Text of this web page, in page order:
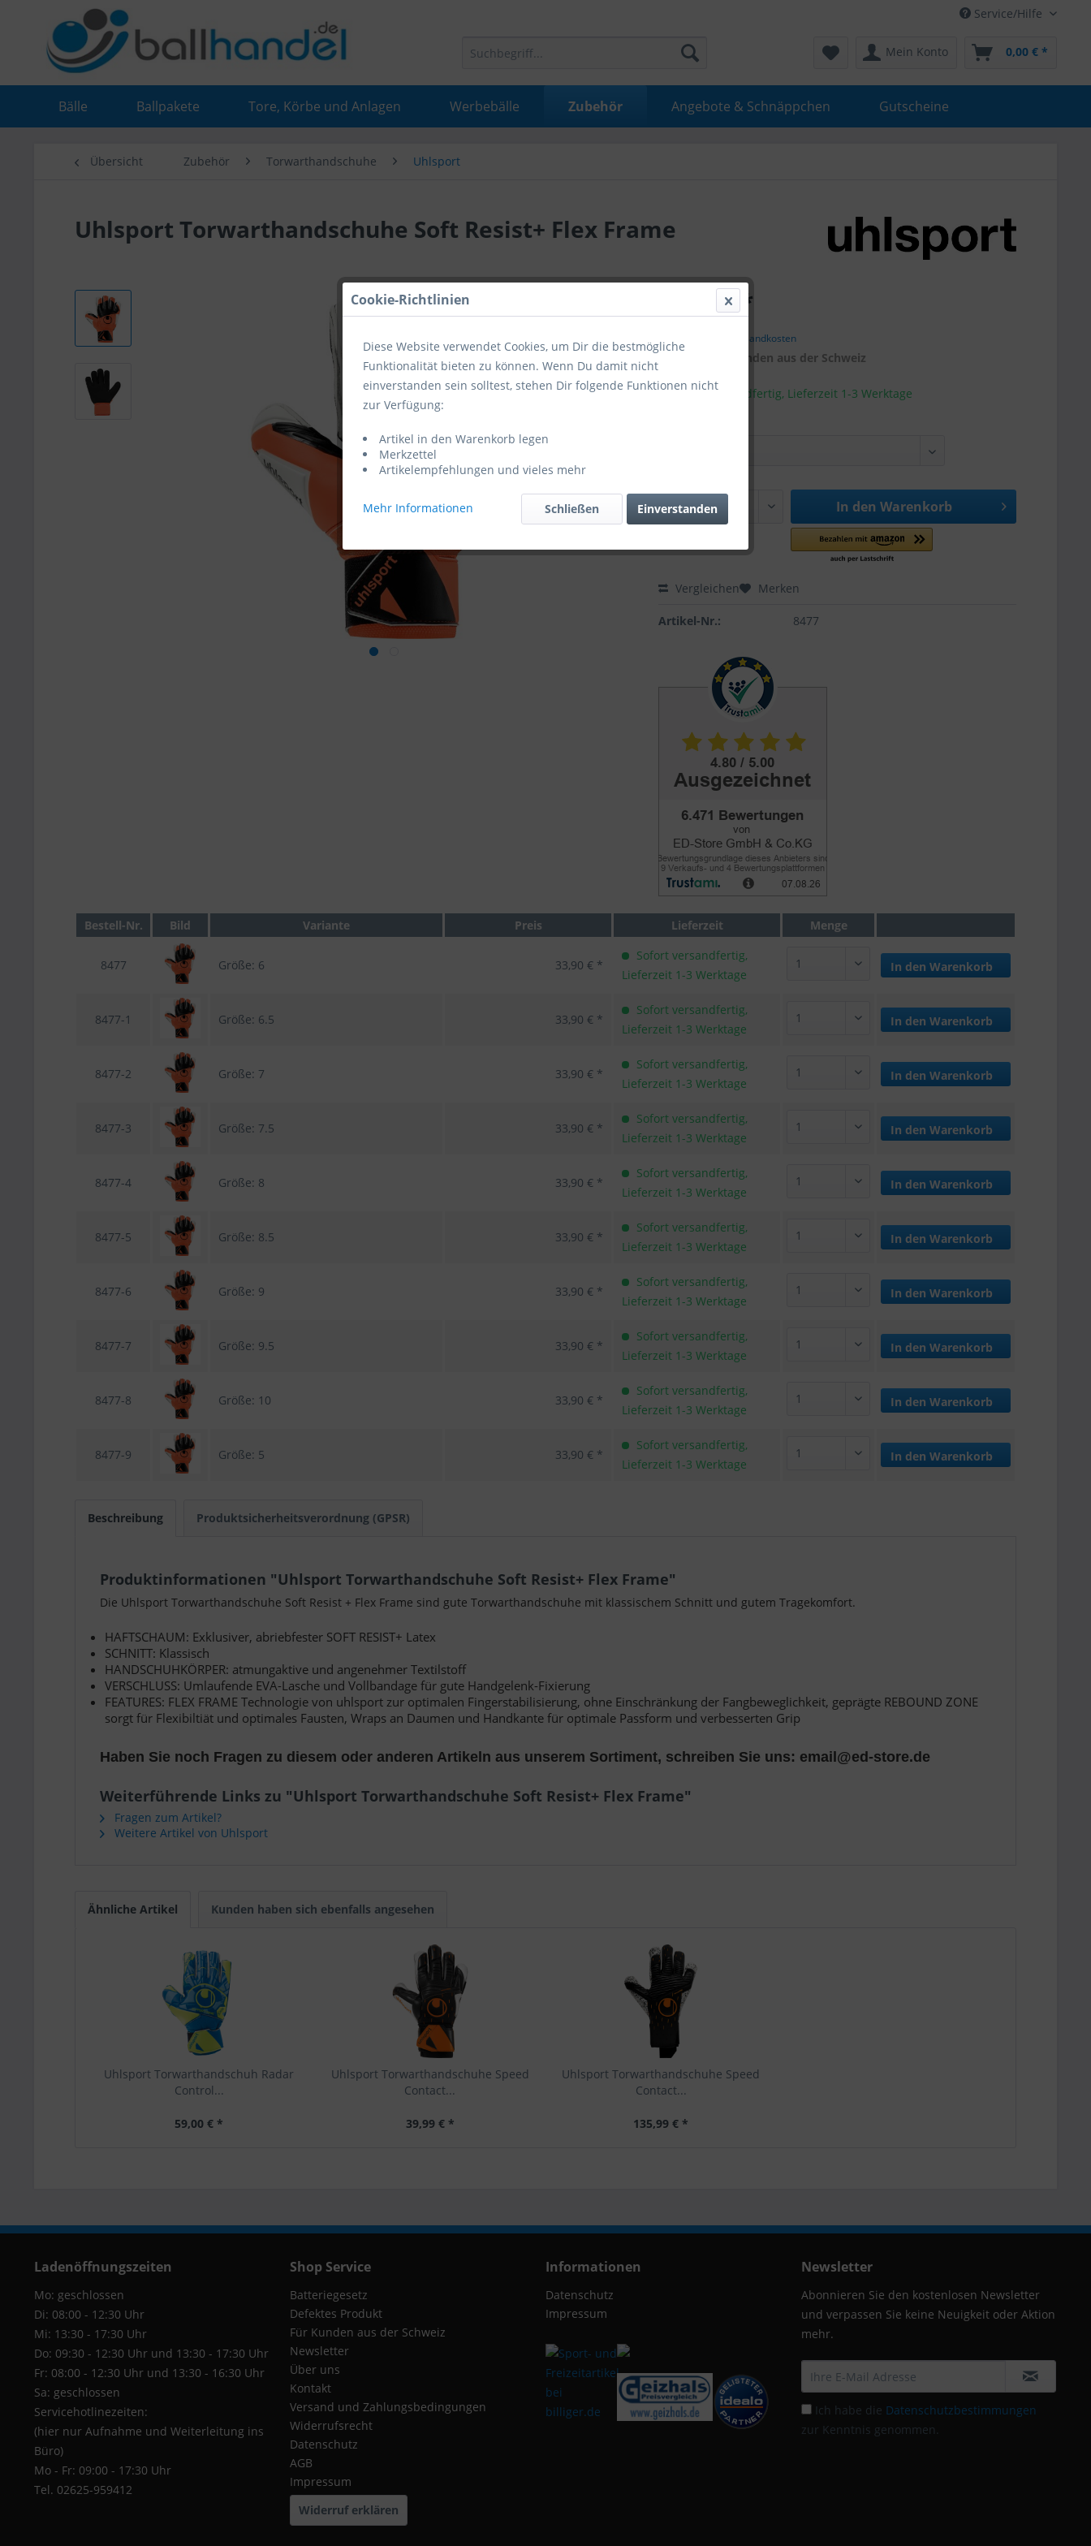
Service/Hilfe
Mein Konto 0,00 € *
Bälle Ballpakete Tore, Körbe und Anlagen Werbebälle Zubehör Angebote & Schnäppchen Gutscheine
Übersicht Zubehör Torwarthandschuhe Uhlsport
Uhlsport Torwarthandschuhe Soft Resist+ Flex Frame
33,90 € *
inkl. Versandkosten
Kunden aus der Schweiz
Sofort versandfertig, Lieferzeit 1-3 Werktage
In den Warenkorb
Vergleichen Merken
Artikel-Nr.: 8477
Bestell-Nr. Bild Variante Preis Lieferzeit Menge
8477 Größe: 6 33,90 € *
Sofort versandfertig,
Lieferzeit 1-3 Werktage
In den Warenkorb
8477-1 Größe: 6.5 33,90 € *
Sofort versandfertig,
Lieferzeit 1-3 Werktage
In den Warenkorb
8477-2 Größe: 7 33,90 € *
Sofort versandfertig,
Lieferzeit 1-3 Werktage
In den Warenkorb
8477-3 Größe: 7.5 33,90 € *
Sofort versandfertig,
Lieferzeit 1-3 Werktage
In den Warenkorb
8477-4 Größe: 8 33,90 € *
Sofort versandfertig,
Lieferzeit 1-3 Werktage
In den Warenkorb
8477-5 Größe: 8.5 33,90 € *
Sofort versandfertig,
Lieferzeit 1-3 Werktage
In den Warenkorb
8477-6 Größe: 9 33,90 € *
Sofort versandfertig,
Lieferzeit 1-3 Werktage
In den Warenkorb
8477-7 Größe: 9.5 33,90 € *
Sofort versandfertig,
Lieferzeit 1-3 Werktage
In den Warenkorb
8477-8 Größe: 10 33,90 € *
Sofort versandfertig,
Lieferzeit 1-3 Werktage
In den Warenkorb
8477-9 Größe: 5 33,90 € *
Sofort versandfertig,
Lieferzeit 1-3 Werktage
In den Warenkorb
Beschreibung Produktsicherheitsverordnung (GPSR)
Produktinformationen "Uhlsport Torwarthandschuhe Soft Resist+ Flex Frame"
Die Uhlsport Torwarthandschuhe Soft Resist + Flex Frame sind gute Torwarthandschuhe mit klassischem Schnitt und gutem Tragekomfort.
HAFTSCHAUM: Exklusiver, abriebfester SOFT RESIST+ Latex
SCHNITT: Klassisch
HANDSCHUHKÖRPER: atmungaktive und angenehmer Textilstoff
VERSCHLUSS: Umlaufende EVA-Lasche und Vollbandage für gute Handgelenk-Fixierung
FEATURES: FLEX FRAME Technologie von uhlsport zur optimalen Fingerstabilisierung, ohne Einschränkung der Fangbeweglichkeit, geprägte REBOUND ZONE
sorgt für Flexibiltiät und optimales Fausten, Wraps an Daumen und Handkante für optimale Passform und verbesserten Grip
Haben Sie noch Fragen zu diesem oder anderen Artikeln aus unserem Sortiment, schreiben Sie uns: email@ed-store.de
Weiterführende Links zu "Uhlsport Torwarthandschuhe Soft Resist+ Flex Frame"
Fragen zum Artikel?
Weitere Artikel von Uhlsport
Ähnliche Artikel Kunden haben sich ebenfalls angesehen
Uhlsport Torwarthandschuh Radar
Control...
59,00 € *
Uhlsport Torwarthandschuhe Speed
Contact...
39,99 € *
Uhlsport Torwarthandschuhe Speed
Contact...
135,99 € *
Ladenöffnungszeiten
Mo: geschlossen
Di: 08:00 - 12:30 Uhr
Mi: 13:30 - 17:30 Uhr
Do: 09:30 - 12:30 Uhr und 13:30 - 17:30 Uhr
Fr: 08:00 - 12:30 Uhr und 13:30 - 16:30 Uhr
Sa: geschlossen
Servicehotlinezeiten:
(hier nur Aufnahme und Weiterleitung ins
Büro)
Mo - Fr: 09:00 - 17:30 Uhr
Tel. 02625-959412
Shop Service
Batteriegesetz
Defektes Produkt
Für Kunden aus der Schweiz
Newsletter
Über uns
Kontakt
Versand und Zahlungsbedingungen
Widerrufsrecht
Datenschutz
AGB
Impressum
Widerruf erklären
Informationen
Datenschutz
Impressum
Newsletter
Abonnieren Sie den kostenlosen Newsletter
und verpassen Sie keine Neuigkeit oder Aktion
mehr.
Ich habe die Datenschutzbestimmungen
zur Kenntnis genommen.
Cookie-Richtlinien
Diese Website verwendet Cookies, um Dir die bestmögliche
Funktionalität bieten zu können. Wenn Du damit nicht
einverstanden sein solltest, stehen Dir folgende Funktionen nicht
zur Verfügung:
Artikel in den Warenkorb legen
Merkzettel
Artikelempfehlungen und vieles mehr
Mehr Informationen Einverstanden
Schließen